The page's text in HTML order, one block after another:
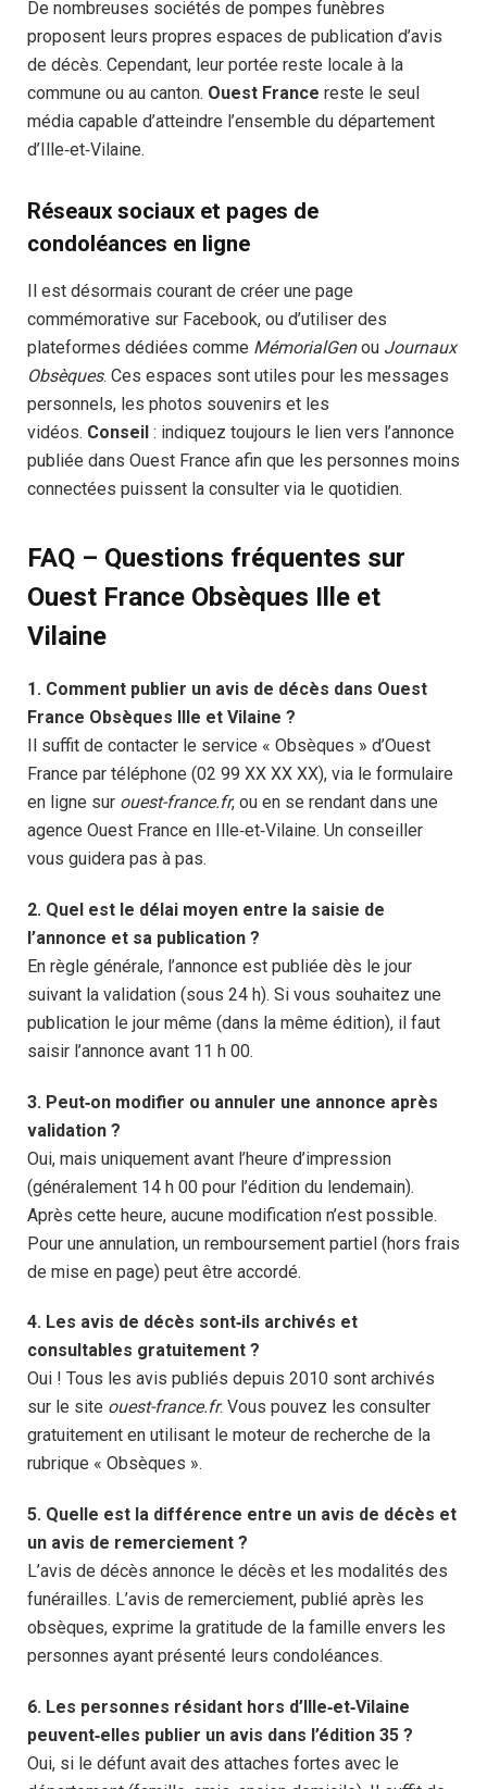
De nombreuses sociétés de pompes funèbres
proposent leurs propres espaces de publication d’avis
de décès. Cependant, leur portée reste locale à la
commune ou au canton. Ouest France reste le seul
média capable d’atteindre l’ensemble du département
d’Ille‑et‑Vilaine.
Réseaux sociaux et pages de
condoléances en ligne
Il est désormais courant de créer une page
commémorative sur Facebook, ou d’utiliser des
plateformes dédiées comme MémorialGenou Journaux
Obsèques. Ces espaces sont utiles pour les messages
personnels, les photos souvenirs et les
vidéos. Conseil : indiquez toujours le lien vers l’annonce
publiée dans Ouest France afin que les personnes moins
connectées puissent la consulter via le quotidien.
FAQ – Questions fréquentes sur
Ouest France Obsèques Ille et
Vilaine
1. Comment publier un avis de décès dans Ouest
France Obsèques Ille et Vilaine ?
Il suffit de contacter le service « Obsèques » d’Ouest
France par téléphone (02 99 XX XX XX), via le formulaire
en ligne sur ouest-france.fr, ou en se rendant dans une
agence Ouest France en Ille‑et‑Vilaine. Un conseiller
vous guidera pas à pas.
2. Quel est le délai moyen entre la saisie de
l’annonce et sa publication ?
En règle générale, l’annonce est publiée dès le jour
suivant la validation (sous 24 h). Si vous souhaitez une
publication le jour même (dans la même édition), il faut
saisir l’annonce avant 11 h 00.
3. Peut‑on modifier ou annuler une annonce après
validation ?
Oui, mais uniquement avant l’heure d’impression
(généralement 14 h 00 pour l’édition du lendemain).
Après cette heure, aucune modification n’est possible.
Pour une annulation, un remboursement partiel (hors frais
de mise en page) peut être accordé.
4. Les avis de décès sont‑ils archivés et
consultables gratuitement ?
Oui ! Tous les avis publiés depuis 2010 sont archivés
sur le site ouest-france.fr. Vous pouvez les consulter
gratuitement en utilisant le moteur de recherche de la
rubrique « Obsèques ».
5. Quelle est la différence entre un avis de décès et
un avis de remerciement ?
L’avis de décès annonce le décès et les modalités des
funérailles. L’avis de remerciement, publié après les
obsèques, exprime la gratitude de la famille envers les
personnes ayant présenté leurs condoléances.
6. Les personnes résidant hors d’Ille‑et‑Vilaine
peuvent‑elles publier un avis dans l’édition 35 ?
Oui, si le défunt avait des attaches fortes avec le